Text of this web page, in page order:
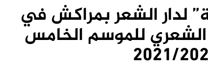
لدار الشعر بمراكش في
الشعري للموسم الخامس
2021/